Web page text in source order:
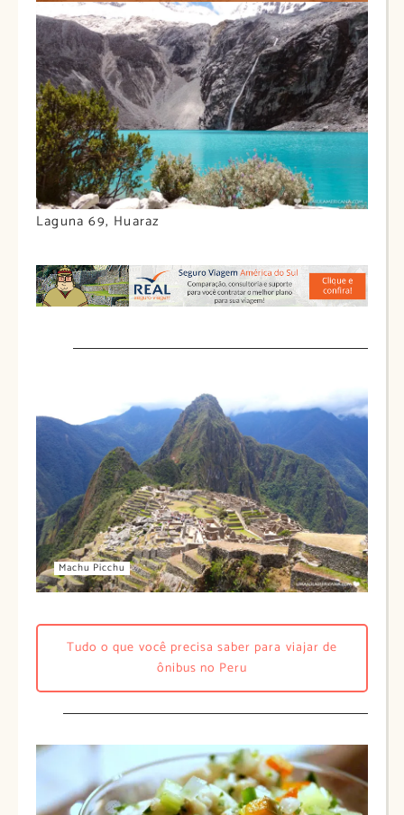
Laguna 69, Huaraz
Machu Picchu
Tudo o que você precisa saber para viajar de
ônibus no Peru